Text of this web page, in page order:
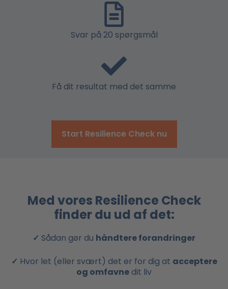
Svar på 20 spørgsmål
Få dit resultat med det samme
Start Resilience Check nu
Med vores Resilience Check
finder du ud af det:
✓ Sådan gør du håndtere forandringer
✓ Hvor let (eller svært) det er for dig at acceptere
og omfavne dit liv